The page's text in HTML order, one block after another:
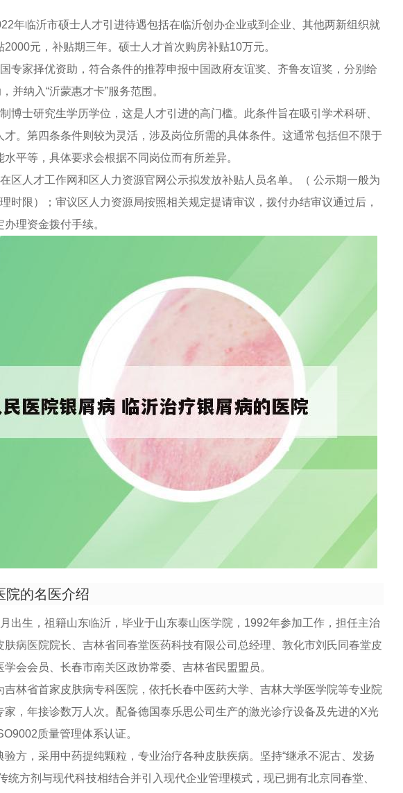
年临沂市硕士人才引进待遇包括在临沂创办企业或到企业、其他两新组织就
元，补贴期三年。硕士人才首次购房补贴10万元。
专家择优资助，符合条件的推荐申报中国政府友谊奖、齐鲁友谊奖，分别给
并纳入“沂蒙惠才卡”服务范围。
博士研究生学历学位，这是人才引进的高门槛。此条件旨在吸引学术科研、
。第四条条件则较为灵活，涉及岗位所需的具体条件。这通常包括但不限于
平等，具体要求会根据不同岗位而有所差异。
区人才工作网和区人力资源官网公示拟发放补贴人员名单。（ 公示期一般为
时限）；审议区人力资源局按照相关规定提请审议，拨付办结审议通过后，
理资金拨付手续。
院的名医介绍
出生，祖籍山东临沂，毕业于山东泰山医学院，1992年参加工作，担任主治
病医院院长、吉林省同春堂医药科技有限公司总经理、敦化市刘氏同春堂皮
会会员、长春市南关区政协常委、吉林省民盟盟员。
林省首家皮肤病专科医院，依托长春中医药大学、吉林大学医学院等专业院
，年接诊数万人次。配备德国泰乐思公司生产的激光诊疗设备及先进的X光
质量管理体系认证。
方，采用中药提纯颗粒，专业治疗各种皮肤疾病。坚持“继承不泥古、发扬
统方剂与现代科技相结合并引入现代企业管理模式，现已拥有北京同春堂、